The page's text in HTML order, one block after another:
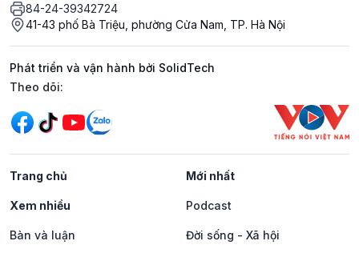
84-24-39342724
41-43 phố Bà Triệu, phường Cửa Nam, TP. Hà Nội
Phát triển và vận hành bởi SolidTech
Mạng xã hội
Theo dõi:
Trang chủ Mới nhất
Xem nhiều Podcast
Bàn và luận Đời sống - Xã hội